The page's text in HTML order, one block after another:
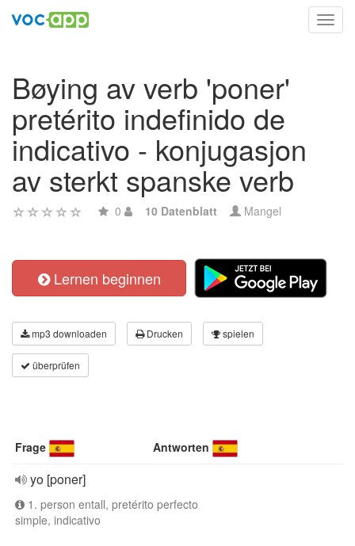
Bøying av verb 'poner'
pretérito indefinido de
indicativo - konjugasjon
av sterkt spanske verb
0 10 Datenblatt Mangel
Lernen beginnen
mp3 downloaden Drucken spielen
überprüfen
Frage Antworten
yo [poner]
1. person entall, pretérito perfecto
simple, indicativo